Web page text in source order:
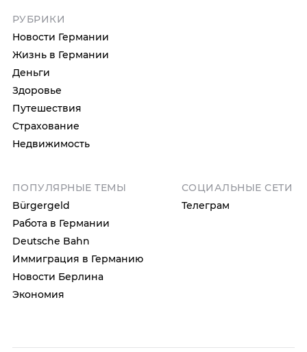
РУБРИКИ
Новости Германии
Жизнь в Германии
Деньги
Здоровье
Путешествия
Страхование
Недвижимость
ПОПУЛЯРНЫЕ ТЕМЫ
Bürgergeld
Работа в Германии
Deutsche Bahn
Иммиграция в Германию
Новости Берлина
Экономия
СОЦИАЛЬНЫЕ СЕТИ
Телеграм